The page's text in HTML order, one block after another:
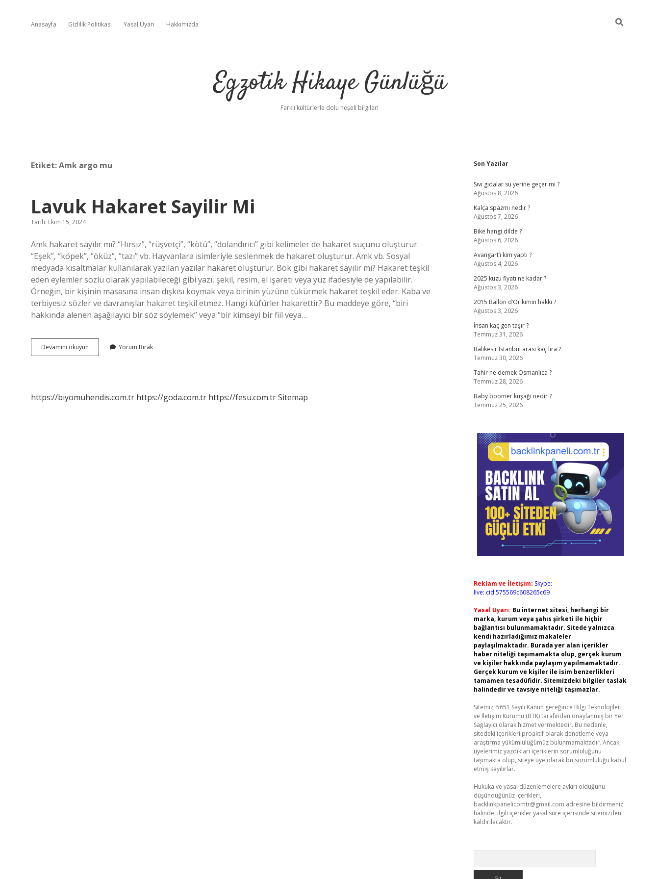
Anasayfa Gizlilik Politikası Yasal Uyarı Hakkımızda
Egzotik Hikaye Günlüğü
Farklı kültürlerle dolu neşeli bilgiler!
Etiket:Amk argo mu
Lavuk Hakaret Sayilir Mi
Tarih: Ekim 15, 2024
Amk hakaret sayılır mı? “Hırsız”, “rüşvetçi”, “kötü”, “dolandırıcı” gibi kelimeler de hakaret suçunu oluşturur.
“Eşek”, “köpek”, “öküz”, “tazı” vb. Hayvanlara isimleriyle seslenmek de hakaret oluşturur. Amk vb. Sosyal
medyada kısaltmalar kullanılarak yazılan yazılar hakaret oluşturur. Bok gibi hakaret sayılır mı? Hakaret teşkil
eden eylemler sözlü olarak yapılabileceği gibi yazı, şekil, resim, el işareti veya yüz ifadesiyle de yapılabilir.
Örneğin, bir kişinin masasına insan dışkısı koymak veya birinin yüzüne tükürmek hakaret teşkil eder. Kaba ve
terbiyesiz sözler ve davranışlar hakaret teşkil etmez. Hangi küfürler hakarettir? Bu maddeye göre, “biri
hakkında alenen aşağılayıcı bir söz söylemek” veya “bir kimseyi bir fiil veya…
Devamını okuyun
Hakaret
Yorum Bırak
https://biyomuhendis.com.tr https://goda.com.tr https://fesu.com.trSitemap
Sidebar
Son Yazılar
Sıvı gıdalar su yerine geçer mi ?
Ağustos 8, 2026
Kalça spazmı nedir ?
Ağustos 7, 2026
Bike hangi dilde ?
Ağustos 6, 2026
Avangart’ı kim yaptı ?
Ağustos 4, 2026
2025 kuzu fiyatı ne kadar ?
Ağustos 3, 2026
2015 Ballon d’Or kimin hakkı ?
Ağustos 3, 2026
İnsan kaç gen taşır ?
Temmuz 31, 2026
Balıkesir İstanbul arası kaç lira ?
Temmuz 30, 2026
Tahir ne demek Osmanlıca ?
Temmuz 28, 2026
Baby boomer kuşağı nedir ?
Temmuz 25, 2026
Reklam ve İletişim: Skype:
live:.cid.575569c608265c69
Yasal Uyarı: Bu internet sitesi, herhangi bir
marka, kurum veya şahıs şirketi ile hiçbir
bağlantısı bulunmamaktadır. Sitede yalnızca
kendi hazırladığımız makaleler
paylaşılmaktadır. Burada yer alan içerikler
haber niteliği taşımamakta olup, gerçek kurum
ve kişiler hakkında paylaşım yapılmamaktadır.
Gerçek kurum ve kişiler ile isim benzerlikleri
tamamen tesadüfidir. Sitemizdeki bilgiler taslak
halindedir ve tavsiye niteliği taşımazlar.
Sitemiz, 5651 Sayılı Kanun gereğince Bilgi Teknolojileri
ve İletişim Kurumu (BTK) tarafından onaylanmış bir Yer
Sağlayıcı olarak hizmet vermektedir. Bu nedenle,
sitedeki içerikleri proaktif olarak denetleme veya
araştırma yükümlülüğümüz bulunmamaktadır. Ancak,
üyelerimiz yazdıkları içeriklerin sorumluluğunu
taşımakta olup, siteye üye olarak bu sorumluluğu kabul
etmiş sayılırlar.
Hukuka ve yasal düzenlemelere aykırı olduğunu
düşündüğünüz içerikleri,
backlinkpanelicomtr@gmail.com adresine bildirmeniz
halinde, ilgili içerikler yasal süre içerisinde sitemizden
kaldırılacaktır.